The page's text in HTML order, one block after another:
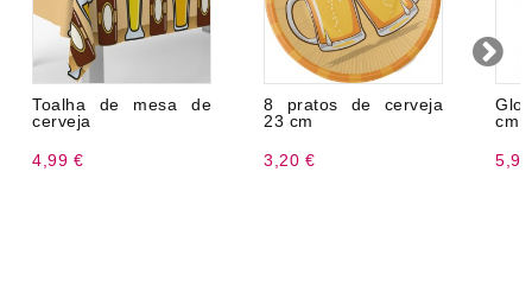
Toalha de mesa de
cerveja
4,99 €
8 pratos de cerveja
23 cm
3,20 €
cm